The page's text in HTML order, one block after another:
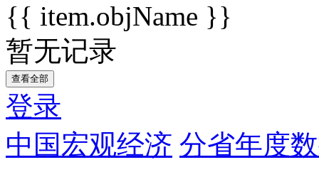
{{ item.objName }}
暂无记录
查看全部
登录
中国宏观经济 分省年度